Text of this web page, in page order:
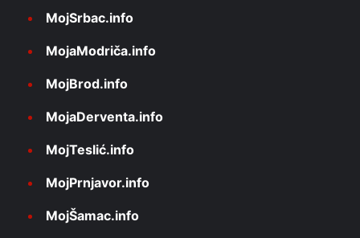
MojSrbac.info
MojaModriča.info
MojBrod.info
MojaDerventa.info
MojTeslić.info
MojPrnjavor.info
MojŠamac.info